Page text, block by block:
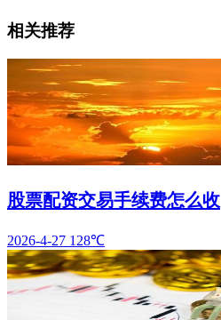
相关推荐
股票配资交易手续费怎么收
2026-4-27 128℃